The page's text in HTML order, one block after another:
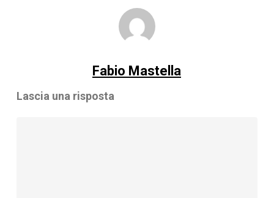
Fabio Mastella
Lascia una risposta